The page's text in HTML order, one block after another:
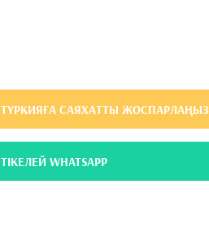
ТҮРКИЯҒА САЯХАТТЫ ЖОСПАРЛАҢЫЗ
ТІКЕЛЕЙ WHATSAPP